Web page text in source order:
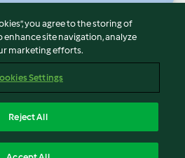
you agree to the storing of
site navigation, analyze
marketing efforts.
Settings
Reject All